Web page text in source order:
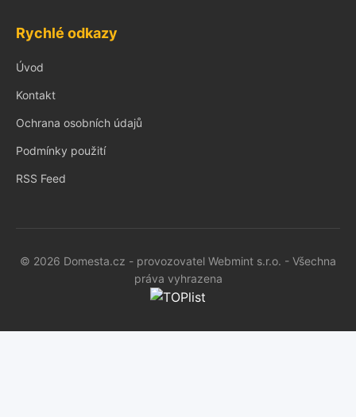
Rychlé odkazy
Úvod
Kontakt
Ochrana osobních údajů
Podmínky použití
RSS Feed
© 2026 Domesta.cz - provozovatel Webmint s.r.o. - Všechna
práva vyhrazena